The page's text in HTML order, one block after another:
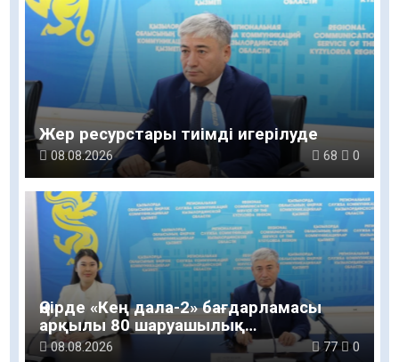
Жер ресурстары тиімді игерілуде
08.08.2026 68 0
Өңірде «Кең дала-2» бағдарламасы
арқылы 80 шаруашылық
қаржыландырылды
08.08.2026 77 0